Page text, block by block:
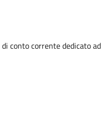
conto corrente dedicato ad